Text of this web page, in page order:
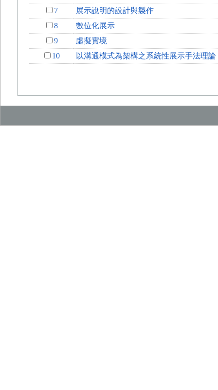
7
展示說明的設計與製作
8
數位化展示
9
虛擬實境
10
以溝通模式為架構之系統性展示手法理論